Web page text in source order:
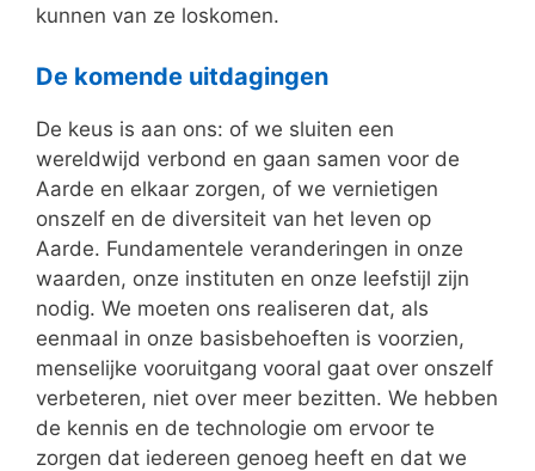
kunnen van ze loskomen.
De komende uitdagingen
De keus is aan ons: of we sluiten een
wereldwijd verbond en gaan samen voor de
Aarde en elkaar zorgen, of we vernietigen
onszelf en de diversiteit van het leven op
Aarde. Fundamentele veranderingen in onze
waarden, onze instituten en onze leefstijl zijn
nodig. We moeten ons realiseren dat, als
eenmaal in onze basisbehoeften is voorzien,
menselijke vooruitgang vooral gaat over onszelf
verbeteren, niet over meer bezitten. We hebben
de kennis en de technologie om ervoor te
zorgen dat iedereen genoeg heeft en dat we